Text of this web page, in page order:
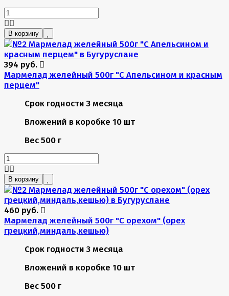
В корзину
394 руб.
Мармелад желейный 500г "С Апельсином и красным
перцем"
Срок годности 3 месяца
Вложений в коробке 10 шт
Вес 500 г
В корзину
460 руб.
Мармелад желейный 500г "С орехом" (орех
грецкий,миндаль,кешью)
Срок годности 3 месяца
Вложений в коробке 10 шт
Вес 500 г